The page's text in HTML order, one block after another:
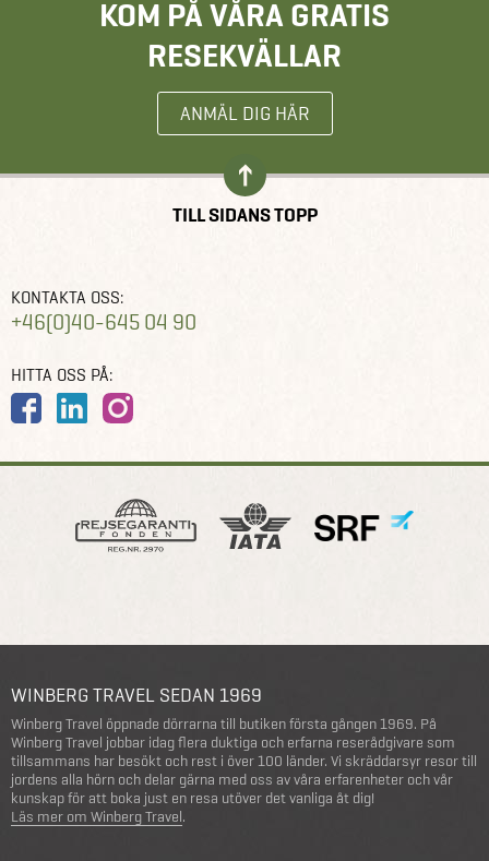
KOM PÅ VÅRA GRATIS
RESEKVÄLLAR
ANMÄL DIG HÄR
TILL SIDANS TOPP
KONTAKTA OSS:
+46(0)40-645 04 90
HITTA OSS PÅ:
WINBERG TRAVEL SEDAN 1969
Winberg Travel öppnade dörrarna till butiken första gången 1969. På
Winberg Travel jobbar idag flera duktiga och erfarna reserådgivare som
tillsammans har besökt och rest i över 100 länder. Vi skräddarsyr resor till
jordens alla hörn och delar gärna med oss av våra erfarenheter och vår
kunskap för att boka just en resa utöver det vanliga åt dig!
Läs mer om Winberg Travel.